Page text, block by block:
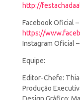
http://
Facebook Oficial –
https://
Instagram Oficial –
Equipe:
Editor-Chefe:
Produção